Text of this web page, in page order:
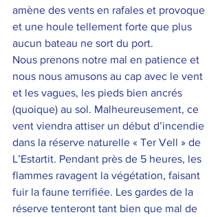
amène des vents en rafales et provoque
et une houle tellement forte que plus
aucun bateau ne sort du port.
Nous prenons notre mal en patience et
nous nous amusons au cap avec le vent
et les vagues, les pieds bien ancrés
(quoique) au sol. Malheureusement, ce
vent viendra attiser un début d’incendie
dans la réserve naturelle « Ter Vell » de
L’Estartit. Pendant près de 5 heures, les
flammes ravagent la végétation, faisant
fuir la faune terrifiée. Les gardes de la
réserve tenteront tant bien que mal de